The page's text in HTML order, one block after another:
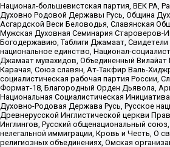
Национал-большевистская партия, ВЕК РА,
Духовно Родовой Державы Русь, Община
Асгардской Веси Беловодья, Славянская
Мужская Духовная Семинария Староверов-
Богодержавию, Таблиги Джамаат,
национальное единство, Национал-
Джамаат мувахидов, Объединенный Вилайат
Карачая, Союз славян, Ат-Такфир Валь-
социалистическая рабочая партия России,
Формат-18, Благородный Орден Дьявола,
Национальная Социалистическая
Духовно-Родовая Держава Русь, Русское
Древнерусской Инглистической церкви
Инглингов, Русский общенациональный
нелегальной иммиграции, Кровь и Честь, О
религиозных объединениях, Омская